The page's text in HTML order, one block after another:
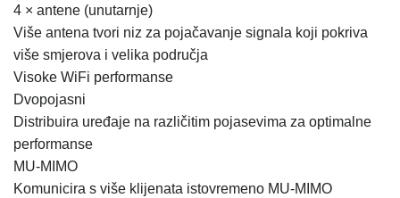
4 × antene (unutarnje)
Više antena tvori niz za pojačavanje signala koji pokriva
više smjerova i velika područja
Visoke WiFi performanse
Dvopojasni
Distribuira uređaje na različitim pojasevima za optimalne
performanse
MU-MIMO
Komunicira s više klijenata istovremeno MU-MIMO